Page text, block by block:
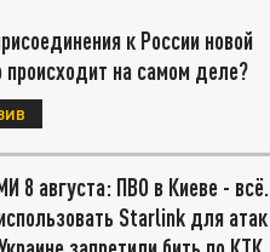
к России новой
происходит на самом деле?
8 августа: ПВО в Киеве - всё.
Starlink для атак